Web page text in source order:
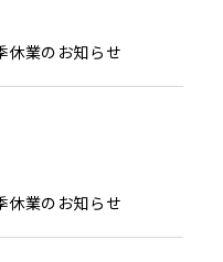
休業のお知らせ
休業のお知らせ